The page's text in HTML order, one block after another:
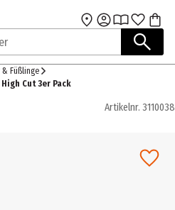
Zum Hauptinhalt
& Füßlinge
Cut 3er Pack
Artikelnr. 3110038